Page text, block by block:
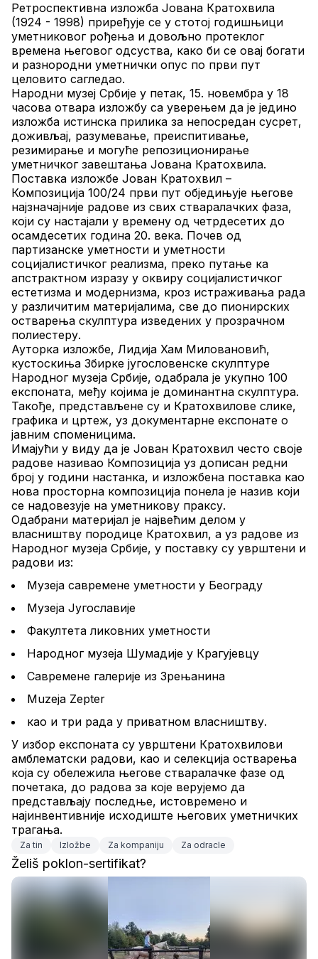
Ретроспективна изложба Јована Кратохвила
(1924 - 1998) приређује се у стотој годишњици
уметниковог рођења и довољно протеклог
времена његовог одсуства, како би се овај богати
и разнородни уметнички опус по први пут
целовито сагледао.
Народни музеј Србије у петак, 15. новембра у 18
часова отвара изложбу са уверењем да је једино
изложба истинска прилика за непосредан сусрет,
доживљај, разумевање, преиспитивање,
резимирање и могуће репозиционирање
уметничког завештања Јована Кратохвила.
Поставка изложбе Јован Кратохвил –
Композиција 100/24 први пут обједињује његове
најзначајније радове из свих стваралачких фаза,
који су настајали у времену од четрдесетих до
осамдесетих година 20. века. Почев од
партизанске уметности и уметности
социјалистичког реализма, преко путање ка
апстрактном изразу у оквиру социјалистичког
естетизма и модернизма, кроз истраживања рада
у различитим материјалима, све до пионирских
остварења скулптура изведених у прозрачном
полиестеру.
Ауторка изложбе, Лидија Хам Миловановић,
кустоскиња Збирке југословенске скулптуре
Народног музеја Србије, одабрала је укупно 100
експоната, међу којима је доминантна скулптура.
Такође, представљене су и Кратохвилове слике,
графика и цртеж, уз документарне експонате о
јавним споменицима.
Имајући у виду да је Јован Кратохвил често своје
радове називао Композиција уз дописан редни
број у години настанка, и изложбена поставка као
нова просторна композиција понела је назив који
се надовезује на уметникову праксу.
Одабрани материјал је највећим делом у
власништву породице Кратохвил, а уз радове из
Народног музеја Србије, у поставку су уврштени и
радови из:
Музеја савремене уметности у Београду
Музеја Југославије
Факултета ликовних уметности
Народног музеја Шумадије у Крагујевцу
Савремене галерије из Зрењанина
Muzeja Zepter
као и три рада у приватном власништву.
У избор експоната су уврштени Кратохвилови
амблематски радови, као и селекција остварења
која су обележила његове стваралачке фазе од
почетака, до радова за које верујемо да
представљају последње, истовремено и
најинвентивније исходиште његових уметничких
трагања.
Za tin Izložbe Za kompaniju Za odracle
Želiš poklon-sertifikat?